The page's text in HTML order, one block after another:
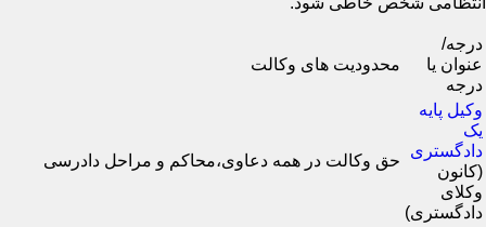
درجه/
عنوان یا
درجه
محدودیت های وکالت
وکیل پایه
یک
دادگستری
(کانون
وکلای
دادگستری)
حق وکالت در همه دعاوی،محاکم و مراحل دادرسی